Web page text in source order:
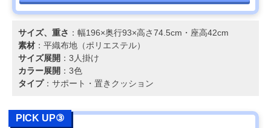
サイズ、重さ ：幅196×奥行93×高さ74.5cm・座高42cm
素材 ：平織布地（ポリエステル）
サイズ展開 ：3人掛け
カラー展開 ：3色
タイプ：サポート・置きクッション
PICK UP③